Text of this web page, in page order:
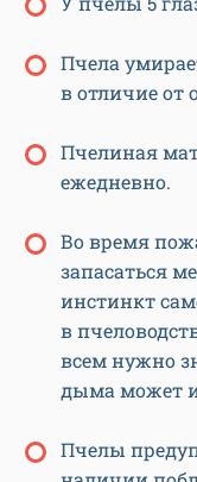
Пчела
в отличие от
Пчелиная
ежедневно.
Во время
запасаться
инстинкт
в
всем нужно
дыма может
Пчелы